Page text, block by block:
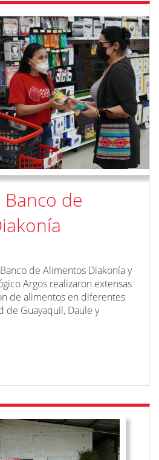
de
de Alimentos Diakonía y
Argos realizaron extensas
de alimentos en diferentes
de Guayaquil, Daule y